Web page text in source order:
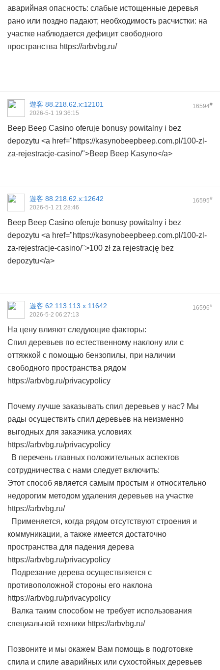
аварийная опасность: слабые истощенные деревья
рано или поздно падают; необходимость расчистки: на
участке наблюдается дефицит свободного
пространства https://arbvbg.ru/
16594#
遊客 88.218.62.x:12101
2026-5-1 19:36:15
Beep Beep Casino oferuje bonusy powitalny i bez
depozytu <a href="https://kasynobeepbeep.com.pl/100-zl-
za-rejestracje-casino/">Beep Beep Kasyno</a>
16595#
遊客 88.218.62.x:12642
2026-5-1 21:28:46
Beep Beep Casino oferuje bonusy powitalny i bez
depozytu <a href="https://kasynobeepbeep.com.pl/100-zl-
za-rejestracje-casino/">100 zł za rejestrację bez
depozytu</a>
16596#
遊客 62.113.113.x:11642
2026-5-2 06:27:13
На цену влияют следующие факторы:
Спил деревьев по естественному наклону или с
оттяжкой с помощью бензопилы, при наличии
свободного пространства рядом
https://arbvbg.ru/privacypolicy
Почему лучше заказывать спил деревьев у нас? Мы
рады осуществить спил деревьев на неизменно
выгодных для заказчика условиях
https://arbvbg.ru/privacypolicy
В перечень главных положительных аспектов
сотрудничества с нами следует включить:
Этот способ является самым простым и относительно
недорогим методом удаления деревьев на участке
https://arbvbg.ru/
Применяется, когда рядом отсутствуют строения и
коммуникации, а также имеется достаточно
пространства для падения дерева
https://arbvbg.ru/privacypolicy
Подрезание дерева осуществляется с
противоположной стороны его наклона
https://arbvbg.ru/privacypolicy
Валка таким способом не требует использования
специальной техники https://arbvbg.ru/
Позвоните и мы окажем Вам помощь в подготовке
спила и спиле аварийных или сухостойных деревьев